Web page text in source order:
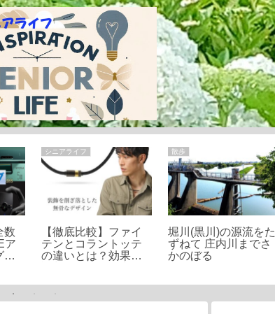
数
ア
で
シニアライフ
【徹底比較】ファイ
テンとコラントッテ
の違いとは？効果や
散歩
堀川(黒川)の源流をた
ずねて 庄内川までさ
かのぼる